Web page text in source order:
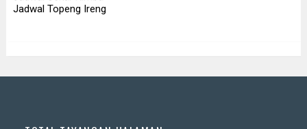
Jadwal Topeng Ireng